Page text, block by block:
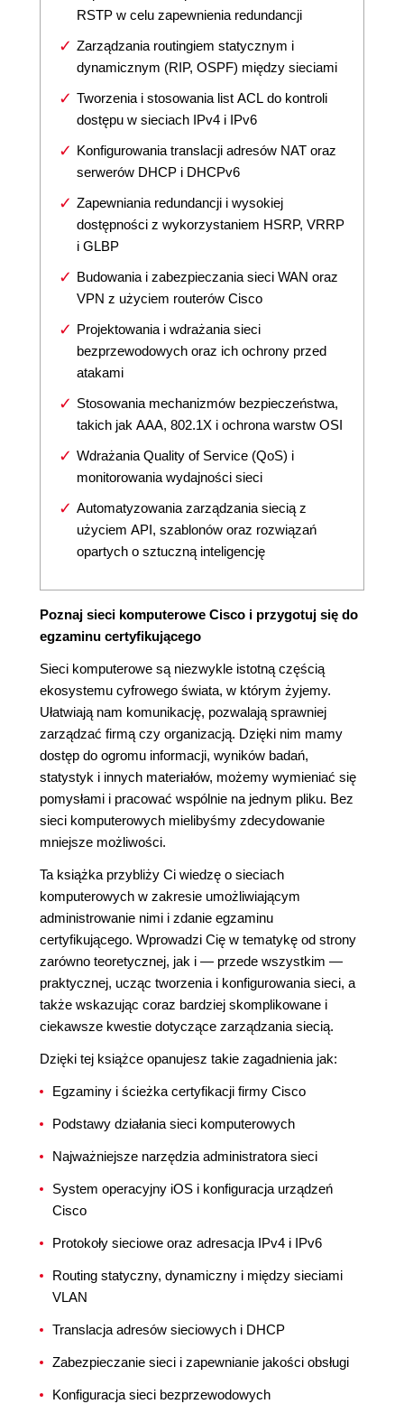
RSTP w celu zapewnienia redundancji
Zarządzania routingiem statycznym i
dynamicznym (RIP, OSPF) między sieciami
Tworzenia i stosowania list ACL do kontroli
dostępu w sieciach IPv4 i IPv6
Konfigurowania translacji adresów NAT oraz
serwerów DHCP i DHCPv6
Zapewniania redundancji i wysokiej
dostępności z wykorzystaniem HSRP, VRRP
i GLBP
Budowania i zabezpieczania sieci WAN oraz
VPN z użyciem routerów Cisco
Projektowania i wdrażania sieci
bezprzewodowych oraz ich ochrony przed
atakami
Stosowania mechanizmów bezpieczeństwa,
takich jak AAA, 802.1X i ochrona warstw OSI
Wdrażania Quality of Service (QoS) i
monitorowania wydajności sieci
Automatyzowania zarządzania siecią z
użyciem API, szablonów oraz rozwiązań
opartych o sztuczną inteligencję
Poznaj sieci komputerowe Cisco i przygotuj się do
egzaminu certyfikującego
Sieci komputerowe są niezwykle istotną częścią
ekosystemu cyfrowego świata, w którym żyjemy.
Ułatwiają nam komunikację, pozwalają sprawniej
zarządzać firmą czy organizacją. Dzięki nim mamy
dostęp do ogromu informacji, wyników badań,
statystyk i innych materiałów, możemy wymieniać się
pomysłami i pracować wspólnie na jednym pliku. Bez
sieci komputerowych mielibyśmy zdecydowanie
mniejsze możliwości.
Ta książka przybliży Ci wiedzę o sieciach
komputerowych w zakresie umożliwiającym
administrowanie nimi i zdanie egzaminu
certyfikującego. Wprowadzi Cię w tematykę od strony
zarówno teoretycznej, jak i ― przede wszystkim ―
praktycznej, ucząc tworzenia i konfigurowania sieci, a
także wskazując coraz bardziej skomplikowane i
ciekawsze kwestie dotyczące zarządzania siecią.
Dzięki tej książce opanujesz takie zagadnienia jak:
Egzaminy i ścieżka certyfikacji firmy Cisco
Podstawy działania sieci komputerowych
Najważniejsze narzędzia administratora sieci
System operacyjny iOS i konfiguracja urządzeń
Cisco
Protokoły sieciowe oraz adresacja IPv4 i IPv6
Routing statyczny, dynamiczny i między sieciami
VLAN
Translacja adresów sieciowych i DHCP
Zabezpieczanie sieci i zapewnianie jakości obsługi
Konfiguracja sieci bezprzewodowych